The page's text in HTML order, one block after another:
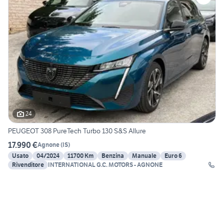
24
PEUGEOT 308 PureTech Turbo 130 S&S Allure
17.990 €Agnone(IS)
Usato
04/2024 11700 Km Benzina Manuale
Euro 6
Rivenditore INTERNATIONAL G.C. MOTORS - AGNONE